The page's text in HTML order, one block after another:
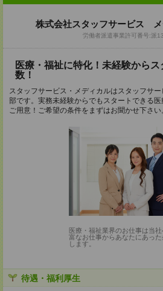
株式会社スタッフサービス
労働者派遣事業許可番号:派
医療・福祉に特化！未経験から
数！
スタッフサービス・メディカルはスタッフサ
部です。実務未経験からでもスタートできる
ご用意！ご希望の条件をまずはお聞かせ下さい
医療・福祉業界のお仕事は当
富なお仕事からあなたにあっ
します。
待遇・福利厚生